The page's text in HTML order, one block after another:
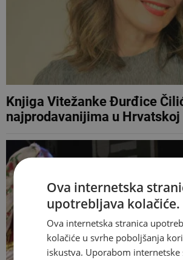
Knjiga Vitežanke Đurđice
najprodavanijima u Hrvatskoj
Ova internetska
upotrebljava kolačiće.
Ova internetska stranica
kolačiće u svrhe poboljšanja
iskustva. Uporabom internetske